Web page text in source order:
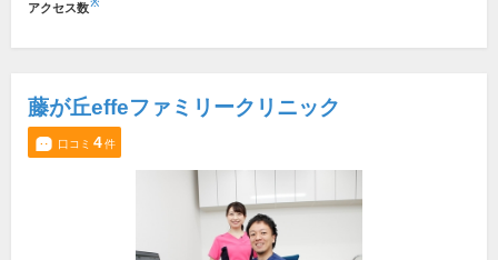
アクセス数※
藤が丘effeファミリークリニック
口コミ 4件